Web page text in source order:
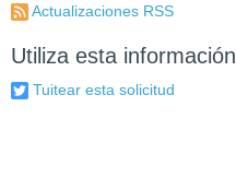
Actualizaciones RSS
Utiliza esta información
Tuitear esta solicitud